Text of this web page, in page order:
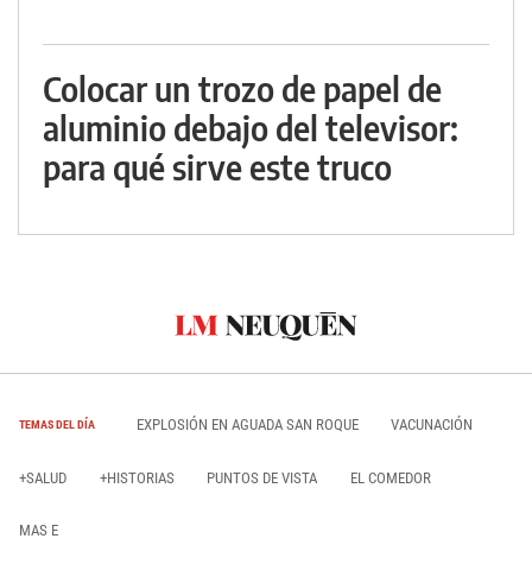
Colocar un trozo de papel de
aluminio debajo del televisor:
para qué sirve este truco
TEMAS DEL DÍA EXPLOSIÓN EN AGUADA SAN ROQUE VACUNACIÓN
+SALUD +HISTORIAS PUNTOS DE VISTA EL COMEDOR
MAS E